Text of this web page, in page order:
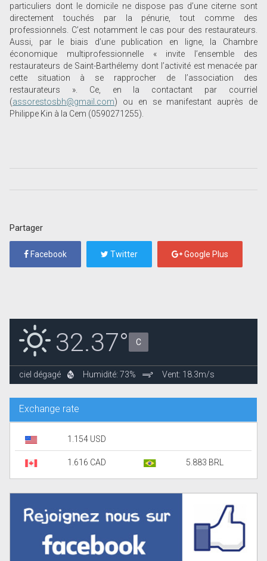
particuliers dont le domicile ne dispose pas d’une citerne sont
directement touchés par la pénurie, tout comme des
professionnels. C’est notamment le cas pour des restaurateurs.
Aussi, par le biais d’une publication en ligne, la Chambre
économique multiprofessionnelle « invite l’ensemble des
restaurateurs de Saint-Barthélemy dont l’activité est menacée par
cette situation à se rapprocher de l’association des
restaurateurs ». Ce, en la contactant par courriel
(assorestosbh@gmail.com) ou en se manifestant auprès de
Philippe Kin à la Cem (0590271255).
Partager
Facebook Twitter Google Plus
32.37° C
ciel dégagé Humidité: 73% Vent: 18.3m/s
Exchange rate
1.154 USD
1.616 CAD 5.883 BRL